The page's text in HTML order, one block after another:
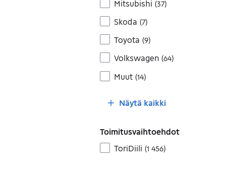
Mitsubishi (37)
Skoda (7)
Toyota (9)
Volkswagen (64)
Muut (14)
Näytä kaikki
Toimitusvaihtoehdot
ToriDiili (1 456)